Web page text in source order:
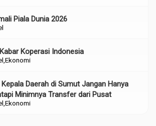
Piala Dunia 2026
Ekonomi
Koperasi Indonesia
Ekonomi
Kepala Daerah di Sumut Jangan Hanya
Minimnya Transfer dari Pusat